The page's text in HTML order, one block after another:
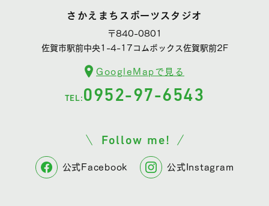
さかえまちスポーツスタジオ
〒840-0801
佐賀市駅前中央1-4-17コムボックス佐賀駅前2F
GoogleMapで見る
TEL: 0952-97-6543
Follow me!
公式Facebook 公式Instagram